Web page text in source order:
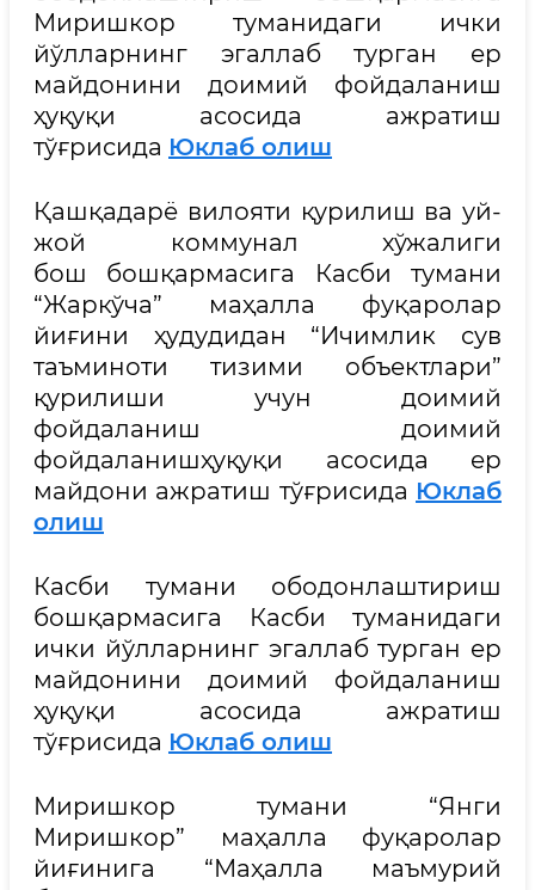
Миришкор туманидаги ички
йўлларнинг эгаллаб турган ер
майдонини доимий фойдаланиш
ҳуқуқи асосида ажратиш
тўғрисида Юклаб олиш
Қашқадарё вилояти қурилиш ва уй-
жой коммунал хўжалиги
бош бошқармасига Касби тумани
“Жаркўча” маҳалла фуқаролар
йиғини ҳудудидан “Ичимлик сув
таъминоти тизими объектлари”
қурилиши учун доимий
фойдаланиш доимий
фойдаланишҳуқуқи асосида ер
майдони ажратиш тўғрисида Юклаб
олиш
Касби тумани ободонлаштириш
бошқармасига Касби туманидаги
ички йўлларнинг эгаллаб турган ер
майдонини доимий фойдаланиш
ҳуқуқи асосида ажратиш
тўғрисида Юклаб олиш
Миришкор тумани “Янги
Миришкор” маҳалла фуқаролар
йиғинига “Маҳалла маъмурий